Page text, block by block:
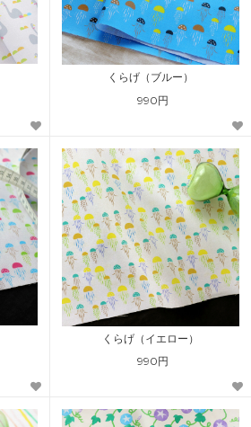
くらげ（ブルー）
990円
くらげ（イエロー）
990円